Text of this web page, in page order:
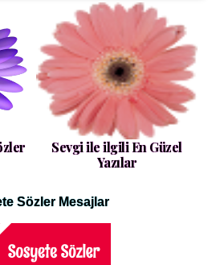
Sevgi ile ilgili En Güzel
Yazılar
Sözler Mesajlar